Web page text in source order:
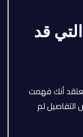
قد
أنك فهمت
التفاصيل لم